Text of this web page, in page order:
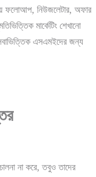
ফলোআপ, নিউজলেটার, অফার
মার্কেটিং শেখানো
এসএমইদের জন্য
না করে, তবুও তাদের